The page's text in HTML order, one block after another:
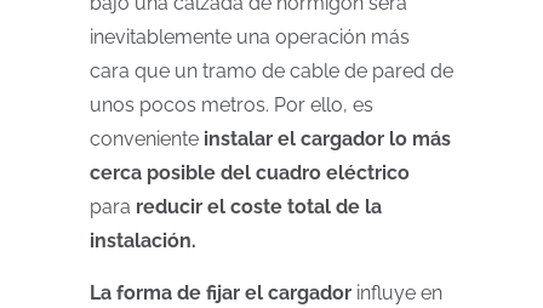
inevitablemente una operación más
cara que un tramo de cable de pared de
unos pocos metros. Por ello, es
conveniente instalar el cargador lo más
cerca posible del cuadro eléctrico
para reducir el coste total de la
instalación.
La forma de fijar el cargador influye en